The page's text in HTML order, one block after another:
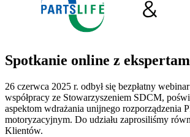
Spotkanie online z
26 czerwca 2025 r. odbył się bezpłatny
współpracy ze Stowarzyszeniem SDCM,
aspektom wdrażania unijnego rozporządzenia
motoryzacyjnym. Do udziału zaprosiliśmy
Klientów.